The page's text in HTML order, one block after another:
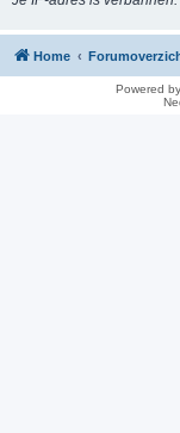
Home
Powered by